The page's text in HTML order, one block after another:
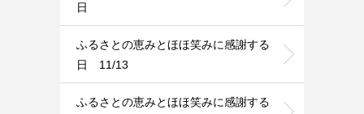
日
ふるさとの恵みとほほ笑みに感謝する
日 11/13
ふるさとの恵みとほほ笑みに感謝する